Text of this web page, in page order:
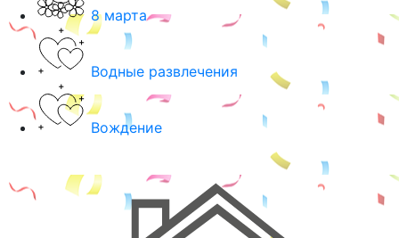
8 марта
Водные развлечения
Вождение